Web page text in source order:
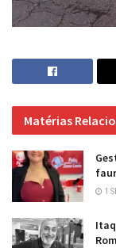
Matérias
1